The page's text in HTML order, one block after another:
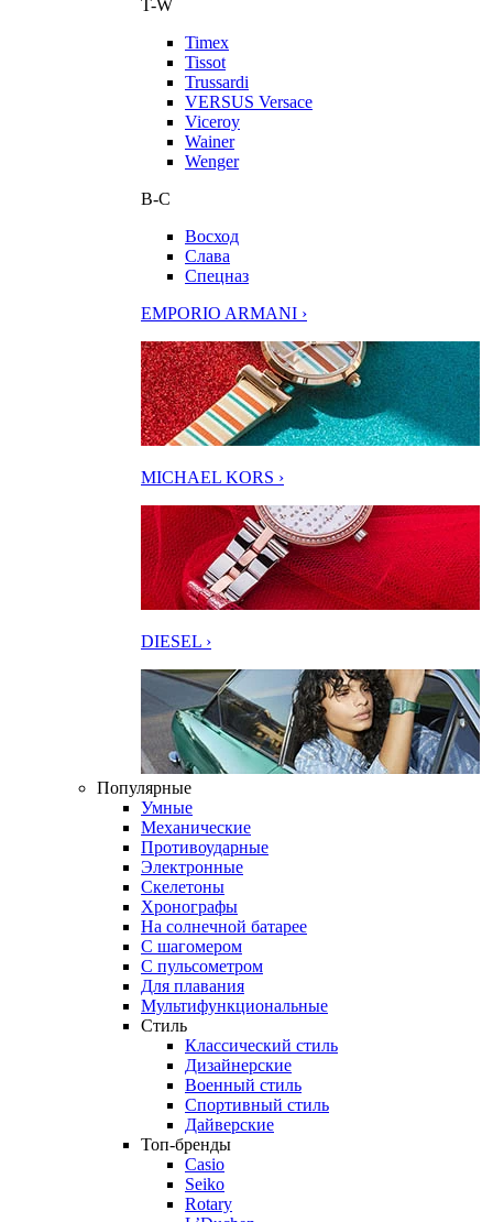
T-W
Timex
Tissot
Trussardi
VERSUS Versace
Viceroy
Wainer
Wenger
В-С
Восход
Слава
Спецназ
EMPORIO ARMANI ›
MICHAEL KORS ›
DIESEL ›
Популярные
Умные
Механические
Противоударные
Электронные
Скелетоны
Хронографы
На солнечной батарее
С шагомером
С пульсометром
Для плавания
Мультифункциональные
Стиль
Классический стиль
Дизайнерские
Военный стиль
Спортивный стиль
Дайверские
Топ-бренды
Casio
Seiko
Rotary